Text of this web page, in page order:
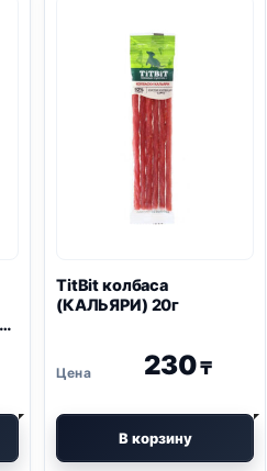
100г
TitBit колбаса
(КАЛЬЯРИ) 20г
230₸
В корзину